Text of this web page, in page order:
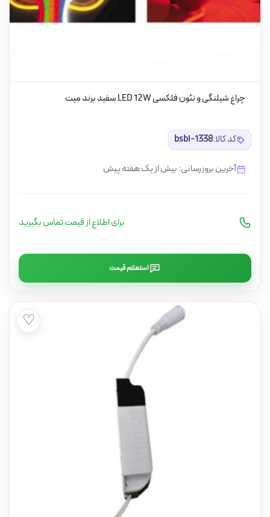
چراغ شیلنگی و نئون فلکسی LED 12W سفید برند میت
کد کالا:bsbi-1338
آخرین بروزرسانی: بیش از یک هفته پیش
برای اطلاع از قیمت تماس بگیرید
استعلام قیمت
♡